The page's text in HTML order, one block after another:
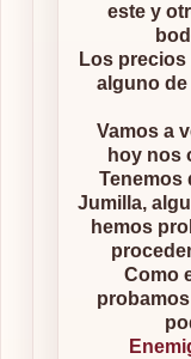
este y
Los
alguno
Vamos a
hoy nos
Tenemos
Jumilla,
hemos
Como